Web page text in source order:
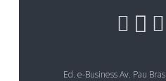
Ed. e-Business Av. Pau